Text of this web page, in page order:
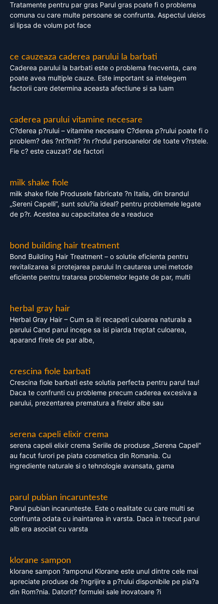
Tratamente pentru par gras Parul gras poate fi o problema
comuna cu care multe persoane se confrunta. Aspectul uleios
si lipsa de volum pot face
ce cauzeaza caderea parului la barbati
Caderea parului la barbati este o problema frecventa, care
poate avea multiple cauze. Este important sa intelegem
factorii care determina aceasta afectiune si sa luam
caderea parului vitamine necesare
C?derea p?rului – vitamine necesare C?derea p?rului poate fi o
problem? des ?nt?lnit? ?n r?ndul persoanelor de toate v?rstele.
Fie c? este cauzat? de factori
milk shake fiole
milk shake fiole Produsele fabricate ?n Italia, din brandul
„Sereni Capelli”, sunt solu?ia ideal? pentru problemele legate
de p?r. Acestea au capacitatea de a readuce
bond building hair treatment
Bond Building Hair Treatment – o solutie eficienta pentru
revitalizarea si protejarea parului In cautarea unei metode
eficiente pentru tratarea problemelor legate de par, multi
herbal gray hair
Herbal Gray Hair – Cum sa iti recapeti culoarea naturala a
parului Cand parul incepe sa isi piarda treptat culoarea,
aparand firele de par albe,
crescina fiole barbati
Crescina fiole barbati este solutia perfecta pentru parul tau!
Daca te confrunti cu probleme precum caderea excesiva a
parului, prezentarea prematura a firelor albe sau
serena capeli elixir crema
serena capeli elixir crema Seriile de produse „Serena Capeli”
au facut furori pe piata cosmetica din Romania. Cu
ingrediente naturale si o tehnologie avansata, gama
parul pubian incarunteste
Parul pubian incarunteste. Este o realitate cu care multi se
confrunta odata cu inaintarea in varsta. Daca in trecut parul
alb era asociat cu varsta
klorane sampon
klorane sampon ?amponul Klorane este unul dintre cele mai
apreciate produse de ?ngrijire a p?rului disponibile pe pia?a
din Rom?nia. Datorit? formulei sale inovatoare ?i